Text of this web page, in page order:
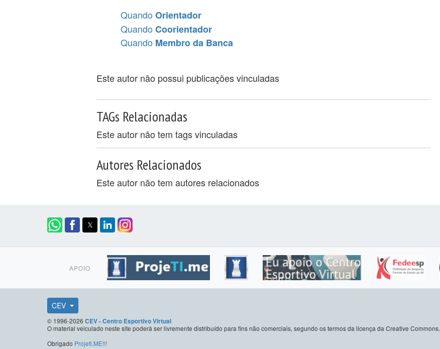
QuandoOrientador
QuandoCoorientador
Quando Membro da Banca
Este autor não possui publicações vinculadas
TAGs Relacionadas
Este autor não tem tags vinculadas
Autores Relacionados
Este autor não tem autores relacionados
APOIO
CEV
© 1996-2026 CEV - Centro Esportivo Virtual
O material veiculado neste site poderá ser livremente distribuído para fins não comerciais, segundo os termos da licença da Creative Commons.
Obrigado Projeti.ME!!!